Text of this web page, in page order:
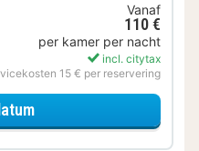
Vanaf
110 €
per kamer per nacht
incl. citytax
15 € per reservering
voor Museum & Verblijf